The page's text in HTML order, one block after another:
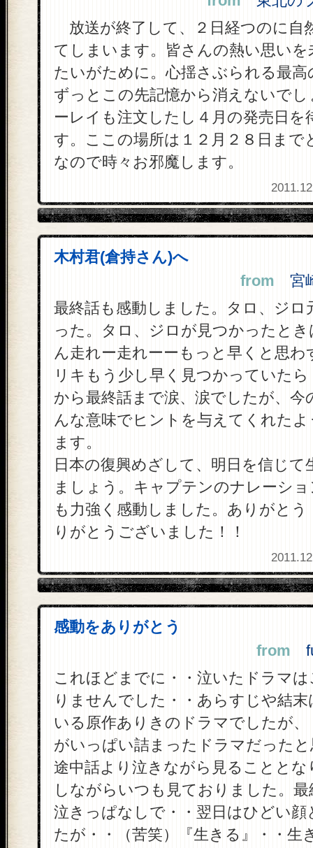
放送が終了して、２日経つのに自
てしまいます。皆さんの熱い思いを
たいがために。心揺さぶられる最
ずっとこの先記憶から消えないで
ーレイも注文したし４月の発売日を
す。ここの場所は１２月２８日まで
なので時々お邪魔します。
木村君(倉持さん)へ
from 宮
最終話も感動しました。タロ、ジロ
った。タロ、ジロが見つかったとき
ん走れー走れーーもっと早くと思わ
リキもう少し早く見つかっていたら
から最終話まで涙、涙でしたが、今
んな意味でヒントを与えてくれた
ます。
日本の復興めざして、明日を信じて
ましょう。キャプテンのナレーシ
も力強く感動しました。ありがとう
りがとうございました！！
感動をありがとう
from
これほどまでに・・泣いたドラマ
りませんでした・・あらすじや結
いる原作ありきのドラマでしたが、
がいっぱい詰まったドラマだった
途中話より泣きながら見ることとな
しながらいつも見ておりました。最
泣きっぱなしで・・翌日はひどい顔
たが・・（苦笑）『生きる』・・生